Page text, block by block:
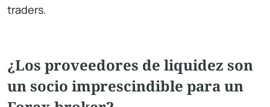
traders.
¿Los proveedores de liquidez son
un socio imprescindible para un